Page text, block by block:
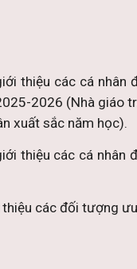
thiệu các cá nhân
2026 (Nhà giáo
xuất sắc năm học).
thiệu các cá nhân
các đối tượng